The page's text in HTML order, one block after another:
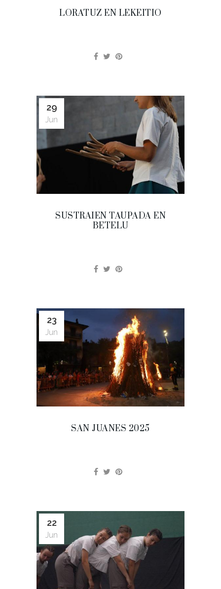
LORATUZ EN LEKEITIO
29
Jun
SUSTRAIEN TAUPADA EN
BETELU
23
Jun
SAN JUANES 2025
22
Jun